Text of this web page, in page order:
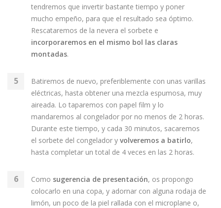
tendremos que invertir bastante tiempo y poner
mucho empeño, para que el resultado sea óptimo.
Rescataremos de la nevera el sorbete e
incorporaremos en el mismo bol las claras
montadas.
Batiremos de nuevo, preferiblemente con unas varillas
eléctricas, hasta obtener una mezcla espumosa, muy
aireada. Lo taparemos con papel film y lo
mandaremos al congelador por no menos de 2 horas.
Durante este tiempo, y cada 30 minutos, sacaremos
el sorbete del congelador y volveremos a batirlo,
hasta completar un total de 4 veces en las 2 horas.
Como sugerencia de presentación, os propongo
colocarlo en una copa, y adornar con alguna rodaja de
limón, un poco de la piel rallada con el microplane o,